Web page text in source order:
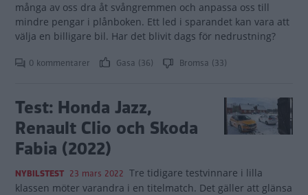
många av oss dra åt svångremmen och anpassa oss till
mindre pengar i plånboken. Ett led i sparandet kan vara att
välja en billigare bil. Har det blivit dags för nedrustning?
0 kommentarer Gasa (36) Bromsa (33)
Test: Honda Jazz,
Renault Clio och Skoda
Fabia (2022)
NYBILSTEST 23 mars 2022 Tre tidigare testvinnare i lilla
klassen möter varandra i en titelmatch. Det gäller att glänsa